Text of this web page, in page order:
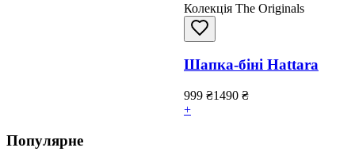
Колекція The Originals
Шапка-біні Hattara
999 ₴1490 ₴
+
Популярне